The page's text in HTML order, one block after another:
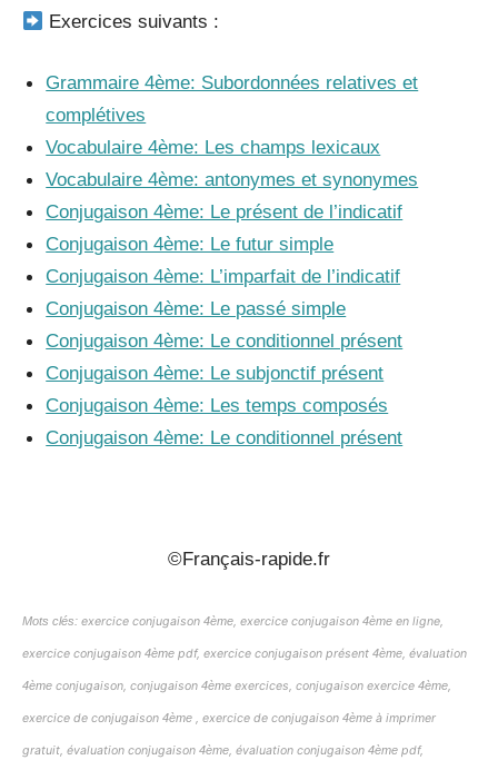
Exercices suivants :
Grammaire 4ème: Subordonnées relatives et
complétives
Vocabulaire 4ème: Les champs lexicaux
Vocabulaire 4ème: antonymes et synonymes
Conjugaison 4ème: Le présent de l’indicatif
Conjugaison 4ème: Le futur simple
Conjugaison 4ème: L’imparfait de l’indicatif
Conjugaison 4ème: Le passé simple
Conjugaison 4ème: Le conditionnel présent
Conjugaison 4ème: Le subjonctif présent
Conjugaison 4ème: Les temps composés
Conjugaison 4ème: Le conditionnel présent
©Français-rapide.fr
Mots clés: exercice conjugaison 4ème, exercice conjugaison 4ème en ligne,
exercice conjugaison 4ème pdf, exercice conjugaison présent 4ème, évaluation
4ème conjugaison, conjugaison 4ème exercices, conjugaison exercice 4ème,
exercice de conjugaison 4ème , exercice de conjugaison 4ème à imprimer
gratuit, évaluation conjugaison 4ème, évaluation conjugaison 4ème pdf,